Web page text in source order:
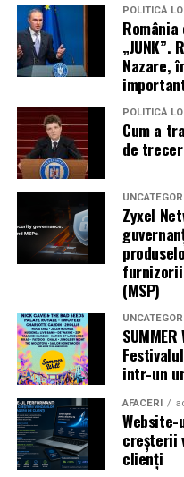
ActoriiVlad Gherman,
Ginghină
vin la
Vivo! Pitești pe 17
participa la o discuție
Paul Decu.
Caravana„În pielea
Shopping City Ploiești,
proiecția specială
alături de actoriiIoana
Azaleea Necula și
O comedie actuală și
este distribuit de
TRAILER:https://bit.ly/
Site oficial:
Mai multe detalii,
film, declarații din partea
concursuri sunt
filmului de Facebook,
POLITICĂ
Nazare,
POLITICĂ
Cum a
de
Zyxel
(MSP)
intr-un
AFACERI
creșterii
clienți